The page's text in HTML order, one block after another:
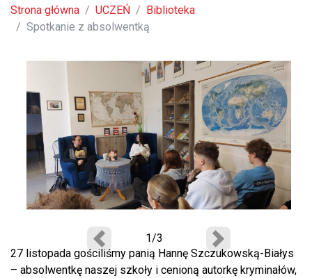
Strona główna UCZEŃ
Biblioteka
Spotkanie z absolwentką
Poprzedni Następny
1/3
27 listopada gościliśmy panią Hannę Szczukowską-Białys
– absolwentkę naszej szkoły i cenioną autorkę kryminałów,